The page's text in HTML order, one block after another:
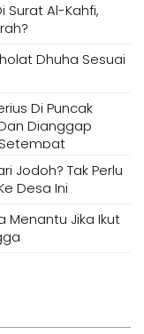
Surat Al-Kahfi,
Dhuha Sesuai
Di Puncak
Dianggap
Jodoh? Tak Perlu
Desa Ini
Menantu Jika Ikut